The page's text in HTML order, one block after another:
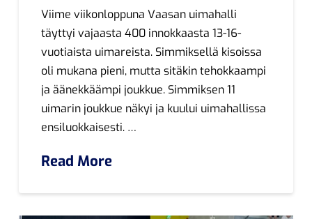
Viime viikonloppuna Vaasan uimahalli
täyttyi vajaasta 400 innokkaasta 13-16-
vuotiaista uimareista. Simmiksellä kisoissa
oli mukana pieni, mutta sitäkin tehokkaampi
ja äänekkäämpi joukkue. Simmiksen 11
uimarin joukkue näkyi ja kuului uimahallissa
ensiluokkaisesti. …
Read More